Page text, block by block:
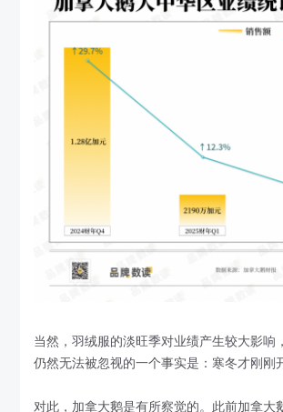
当然，羽绒服的淡旺季对业绩产生较大影响
仍然无法被忽视的一个事实是：寒冬才刚刚
对此，加拿大鹅是有所察觉的。此前加拿大